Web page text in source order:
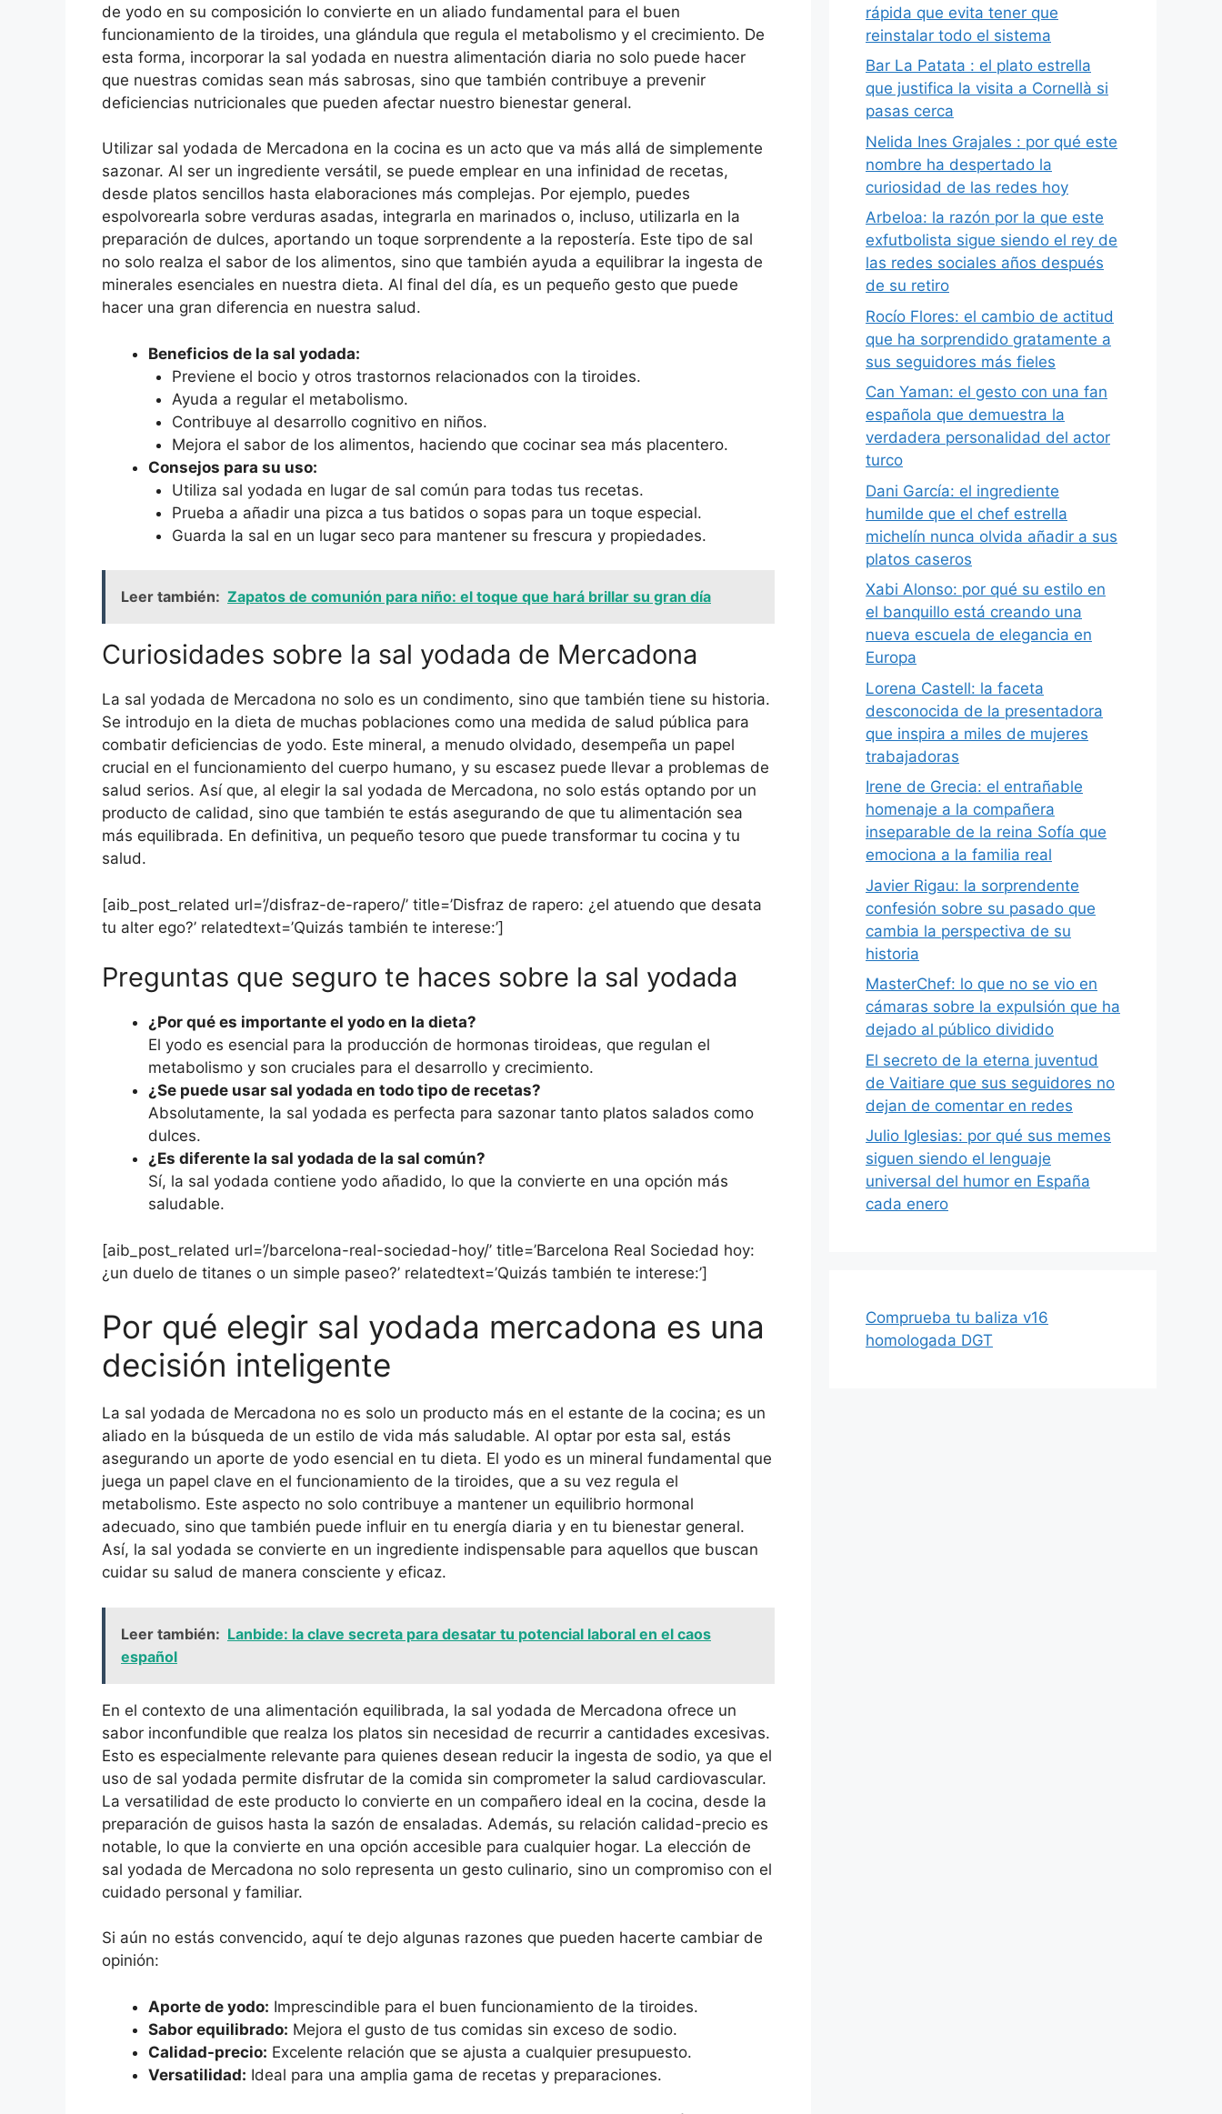
de yodo en su composición lo convierte en un aliado fundamental para el buen
funcionamiento de la tiroides, una glándula que regula el metabolismo y el crecimiento. De
esta forma, incorporar la sal yodada en nuestra alimentación diaria no solo puede hacer
que nuestras comidas sean más sabrosas, sino que también contribuye a prevenir
deficiencias nutricionales que pueden afectar nuestro bienestar general.
Utilizar sal yodada de Mercadona en la cocina es un acto que va más allá de simplemente
sazonar. Al ser un ingrediente versátil, se puede emplear en una infinidad de recetas,
desde platos sencillos hasta elaboraciones más complejas. Por ejemplo, puedes
espolvorearla sobre verduras asadas, integrarla en marinados o, incluso, utilizarla en la
preparación de dulces, aportando un toque sorprendente a la repostería. Este tipo de sal
no solo realza el sabor de los alimentos, sino que también ayuda a equilibrar la ingesta de
minerales esenciales en nuestra dieta. Al final del día, es un pequeño gesto que puede
hacer una gran diferencia en nuestra salud.
Beneficios de la sal yodada:
Previene el bocio y otros trastornos relacionados con la tiroides.
Ayuda a regular el metabolismo.
Contribuye al desarrollo cognitivo en niños.
Mejora el sabor de los alimentos, haciendo que cocinar sea más placentero.
Consejos para su uso:
Utiliza sal yodada en lugar de sal común para todas tus recetas.
Prueba a añadir una pizca a tus batidos o sopas para un toque especial.
Guarda la sal en un lugar seco para mantener su frescura y propiedades.
Leer también: Zapatos de comunión para niño: el toque que hará brillar su gran día
Curiosidades sobre la sal yodada de Mercadona
La sal yodada de Mercadona no solo es un condimento, sino que también tiene su historia.
Se introdujo en la dieta de muchas poblaciones como una medida de salud pública para
combatir deficiencias de yodo. Este mineral, a menudo olvidado, desempeña un papel
crucial en el funcionamiento del cuerpo humano, y su escasez puede llevar a problemas de
salud serios. Así que, al elegir la sal yodada de Mercadona, no solo estás optando por un
producto de calidad, sino que también te estás asegurando de que tu alimentación sea
más equilibrada. En definitiva, un pequeño tesoro que puede transformar tu cocina y tu
salud.
[aib_post_related url=’/disfraz-de-rapero/’ title=’Disfraz de rapero: ¿el atuendo que desata
tu alter ego?’ relatedtext=’Quizás también te interese:’]
Preguntas que seguro te haces sobre la sal yodada
¿Por qué es importante el yodo en la dieta?
El yodo es esencial para la producción de hormonas tiroideas, que regulan el
metabolismo y son cruciales para el desarrollo y crecimiento.
¿Se puede usar sal yodada en todo tipo de recetas?
Absolutamente, la sal yodada es perfecta para sazonar tanto platos salados como
dulces.
¿Es diferente la sal yodada de la sal común?
Sí, la sal yodada contiene yodo añadido, lo que la convierte en una opción más
saludable.
[aib_post_related url=’/barcelona-real-sociedad-hoy/’ title=’Barcelona Real Sociedad hoy:
¿un duelo de titanes o un simple paseo?’ relatedtext=’Quizás también te interese:’]
Por qué elegir sal yodada mercadona es una
decisión inteligente
La sal yodada de Mercadona no es solo un producto más en el estante de la cocina; es un
aliado en la búsqueda de un estilo de vida más saludable. Al optar por esta sal, estás
asegurando un aporte de yodo esencial en tu dieta. El yodo es un mineral fundamental que
juega un papel clave en el funcionamiento de la tiroides, que a su vez regula el
metabolismo. Este aspecto no solo contribuye a mantener un equilibrio hormonal
adecuado, sino que también puede influir en tu energía diaria y en tu bienestar general.
Así, la sal yodada se convierte en un ingrediente indispensable para aquellos que buscan
cuidar su salud de manera consciente y eficaz.
Leer también: Lanbide: la clave secreta para desatar tu potencial laboral en el caos
español
En el contexto de una alimentación equilibrada, la sal yodada de Mercadona ofrece un
sabor inconfundible que realza los platos sin necesidad de recurrir a cantidades excesivas.
Esto es especialmente relevante para quienes desean reducir la ingesta de sodio, ya que el
uso de sal yodada permite disfrutar de la comida sin comprometer la salud cardiovascular.
La versatilidad de este producto lo convierte en un compañero ideal en la cocina, desde la
preparación de guisos hasta la sazón de ensaladas. Además, su relación calidad-precio es
notable, lo que la convierte en una opción accesible para cualquier hogar. La elección de
sal yodada de Mercadona no solo representa un gesto culinario, sino un compromiso con el
cuidado personal y familiar.
Si aún no estás convencido, aquí te dejo algunas razones que pueden hacerte cambiar de
opinión:
Aporte de yodo: Imprescindible para el buen funcionamiento de la tiroides.
Sabor equilibrado: Mejora el gusto de tus comidas sin exceso de sodio.
Calidad-precio: Excelente relación que se ajusta a cualquier presupuesto.
Versatilidad: Ideal para una amplia gama de recetas y preparaciones.
rápida que evita tener que
reinstalar todo el sistema
Bar La Patata : el plato estrella
que justifica la visita a Cornellà si
pasas cerca
Nelida Ines Grajales : por qué este
nombre ha despertado la
curiosidad de las redes hoy
Arbeloa: la razón por la que este
exfutbolista sigue siendo el rey de
las redes sociales años después
de su retiro
Rocío Flores: el cambio de actitud
que ha sorprendido gratamente a
sus seguidores más fieles
Can Yaman: el gesto con una fan
española que demuestra la
verdadera personalidad del actor
turco
Dani García: el ingrediente
humilde que el chef estrella
michelín nunca olvida añadir a sus
platos caseros
Xabi Alonso: por qué su estilo en
el banquillo está creando una
nueva escuela de elegancia en
Europa
Lorena Castell: la faceta
desconocida de la presentadora
que inspira a miles de mujeres
trabajadoras
Irene de Grecia: el entrañable
homenaje a la compañera
inseparable de la reina Sofía que
emociona a la familia real
Javier Rigau: la sorprendente
confesión sobre su pasado que
cambia la perspectiva de su
historia
MasterChef: lo que no se vio en
cámaras sobre la expulsión que ha
dejado al público dividido
El secreto de la eterna juventud
de Vaitiare que sus seguidores no
dejan de comentar en redes
Julio Iglesias: por qué sus memes
siguen siendo el lenguaje
universal del humor en España
cada enero
Comprueba tu baliza v16
homologada DGT